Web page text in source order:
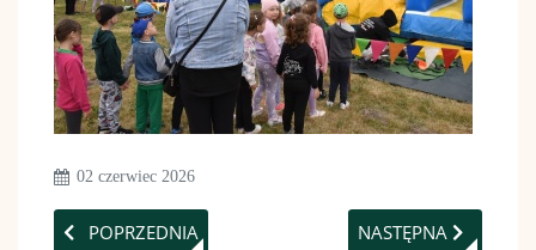
02 czerwiec 2026
POPRZEDNIA STRONA: PRZYSTANEK JP2!
POPRZEDNIA NASTĘPNA
NASTĘPNA